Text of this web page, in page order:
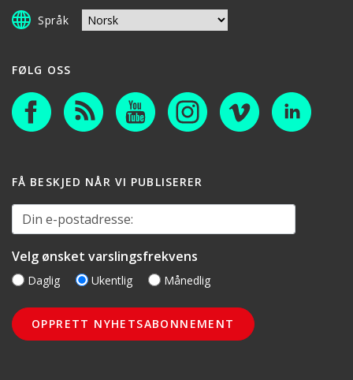
Språk
FØLG OSS
FÅ BESKJED NÅR VI PUBLISERER
Din e-postadresse:
Velg ønsket varslingsfrekvens
Daglig Ukentlig Månedlig